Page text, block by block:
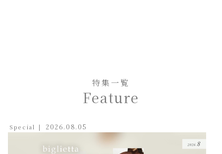
特集一覧
Feature
Special 2026.08.05